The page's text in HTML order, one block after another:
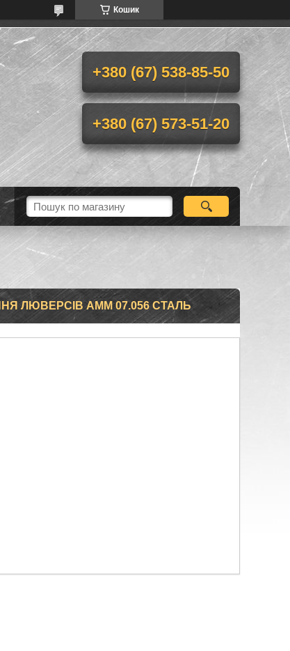
Кошик
+380 (67) 538-85-50
+380 (67) 573-51-20
ЛЮВЕРСІВ АММ 07.056 СТАЛЬ